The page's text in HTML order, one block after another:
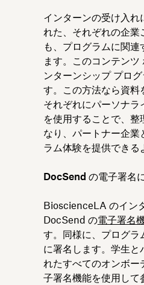
インターンの受け入
れた、それぞれの企業
も、プログラムに関
ます。このコンテン
ンターンシップ プロ
す。この方法なら資料
それぞれにパーソナ
を使用することで、
なり、パートナー企
ラム体験を提供できる
DocSend の電子署名
BioscienceLA のイン
DocSend の電子署名
す。同様に、プログ
に署名します。学生と
れたすべてのオンボ
子署名機能を使用し